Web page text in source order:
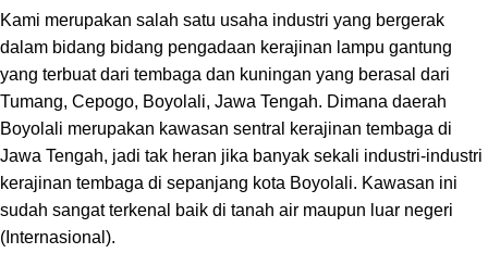
Kami merupakan salah satu usaha industri yang bergerak
dalam bidang bidang pengadaan kerajinan lampu gantung
yang terbuat dari tembaga dan kuningan yang berasal dari
Tumang, Cepogo, Boyolali, Jawa Tengah. Dimana daerah
Boyolali merupakan kawasan sentral kerajinan tembaga di
Jawa Tengah, jadi tak heran jika banyak sekali industri-industri
kerajinan tembaga di sepanjang kota Boyolali. Kawasan ini
sudah sangat terkenal baik di tanah air maupun luar negeri
(Internasional).